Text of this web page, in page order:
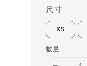
尺寸
XS
數量